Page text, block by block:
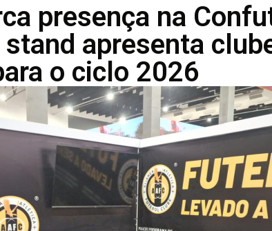
presença na
apresenta
o ciclo 2026